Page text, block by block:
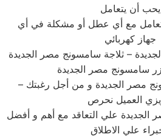
يحب أن يتعامل
جهاز كهربائي
سامسونج مصر الجديدة
– غسالة صحون سامسونج مصر الجديدة و من أجل رغبتك
العميل نحرص
علي التعاقد مع أهم و أفضل
علي الاطلاق